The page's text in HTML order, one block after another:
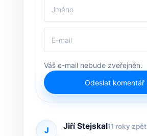
Váš e-mail nebude zveřejněn.
Odeslat komentář
J Jiří Stejskal11 roky zpět